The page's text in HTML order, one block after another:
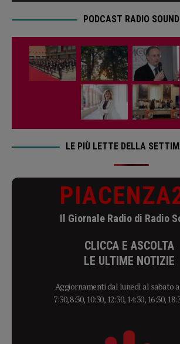
PODCAST RADIO SOUND
LE PIÙ LETTE DELLA
Il Giornale Radio di Radio
CLICCA E ASCOLTA
LE ULTIME NOTIZIE
Aggiornamenti dal lunedì al sabato
7:30, 8:30, 10:30, 12:30, 14:30, 16:30,